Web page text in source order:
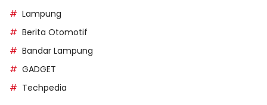
Lampung
Berita Otomotif
Bandar Lampung
GADGET
Techpedia